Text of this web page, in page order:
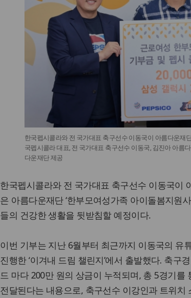
한국펩시콜라와 전 국가대표 축구선수 이동국이 아름다운재
국펩시콜라 대표, 전 국가대표 축구선수 이동국, 김진아 아
다운재단 제공
한국펩시콜라와 전 국가대표 축구선수 이동국이
은 아름다운재단 ‘한부모여성가족 아이돌봄지원
들의 건강한 생활을 뒷받침할 예정이다.
이번 기부는 지난 6월부터 최근까지 이동국의 유
진행한 ‘이겨내 드림 챌린지’에서 출발했다. 축구
드 마다 200만 원의 상금이 누적되며, 총 5경기
전달된다는 내용으로, 축구선수 이강인과 트위